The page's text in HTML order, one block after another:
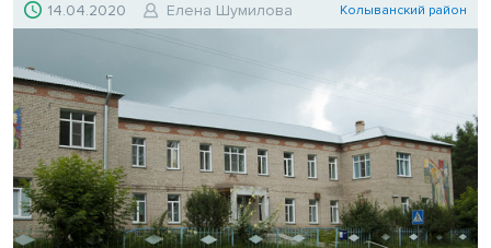
14.04.2020 Елена Шумилова Колыванский район